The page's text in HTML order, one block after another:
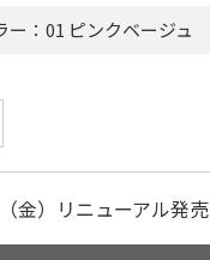
ー：01 ピンクベージュ
金）リニューアル発売